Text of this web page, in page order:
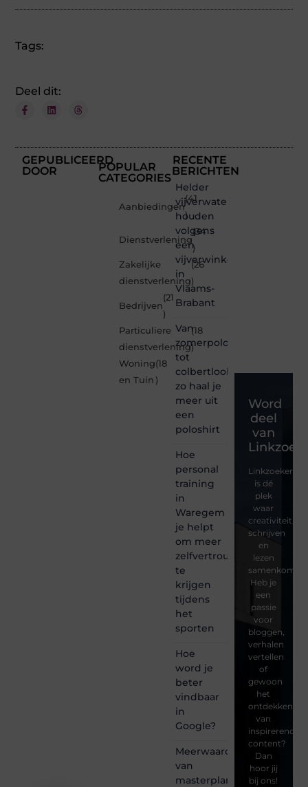
Tags:
Deel dit:
GEPUBLICEERD
DOOR
POPULAR
CATEGORIES
Aanbiedingen
(41
)
Dienstverlening
(34
)
Zakelijke
dienstverlening
(26
)
Bedrijven
(21
)
Particuliere
dienstverlening
(18
)
Woning
en Tuin
(18
)
RECENTE
BERICHTEN
Helder
vijverwater
houden
volgens
een
vijverwinkel
in
Vlaams-
Brabant
Van
zomerpolo
tot
colbertlook
zo haal je
meer uit
een
poloshirt
Hoe
personal
training
in
Waregem
je helpt
om meer
zelfvertrouwen
te
krijgen
tijdens
het
sporten
Hoe
word je
beter
vindbaar
in
Google?
Meerwaarde
van
masterplanning
Word
deel
van
is dé
plek
waar
creativiteit,
schrijven
en
lezen
samenkomen.
Heb je
een
passie
voor
bloggen,
verhalen
vertellen
of
gewoon
het
ontdekken
van
inspirerende
content?
Dan
hoor jij
bij ons!